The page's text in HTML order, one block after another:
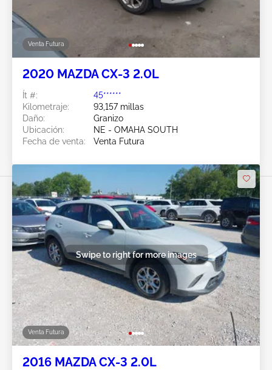
Venta Futura
2020 MAZDA CX-3 2.0L
Ít #:
45******
Kilometraje:
93,157 millas
Daño:
Granizo
Ubicación:
NE - OMAHA SOUTH
Fecha de venta:
Venta Futura
Venta Futura
Swipe to right for more images
2016 MAZDA CX-3 2.0L